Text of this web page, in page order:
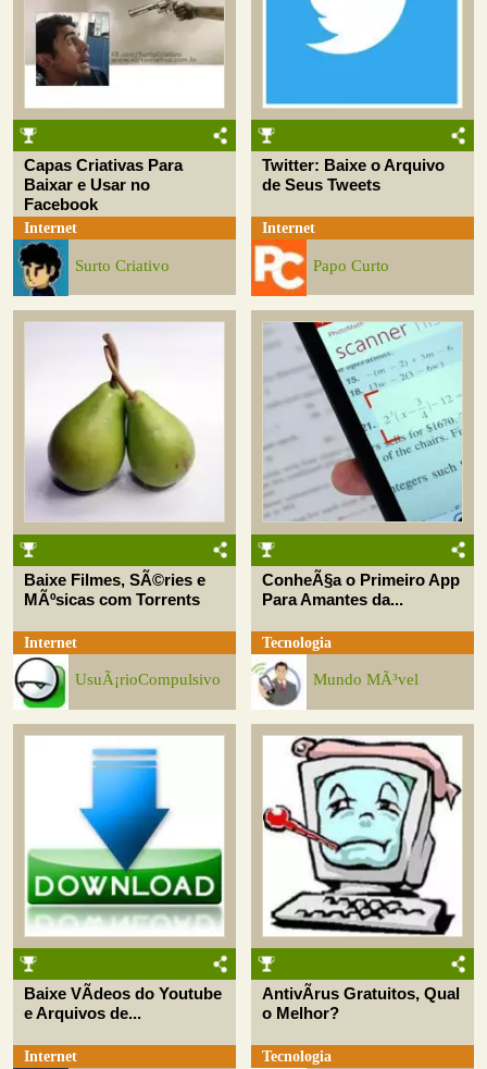
Capas Criativas Para
Baixar e Usar no
Facebook
Internet
Surto Criativo
Twitter: Baixe o Arquivo
de Seus Tweets
Internet
Papo Curto
Baixe Filmes, SÃ©ries e
MÃºsicas com Torrents
Internet
UsuÃ¡rioCompulsivo
ConheÃ§a o Primeiro App
Para Amantes da...
Tecnologia
Mundo MÃ³vel
Baixe VÃ­deos do Youtube
e Arquivos de...
Internet
AntivÃ­rus Gratuitos, Qual
o Melhor?
Tecnologia